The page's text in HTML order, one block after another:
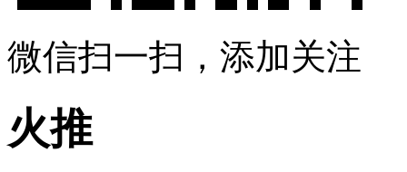
微信扫一扫，添加关注
火推